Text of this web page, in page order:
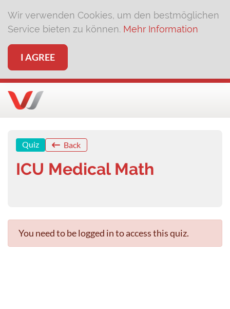
Wir verwenden Cookies, um den bestmöglichen
Service bieten zu können. Mehr Information
I AGREE
Quiz Back
ICU Medical Math
You need to be logged in to access this quiz.